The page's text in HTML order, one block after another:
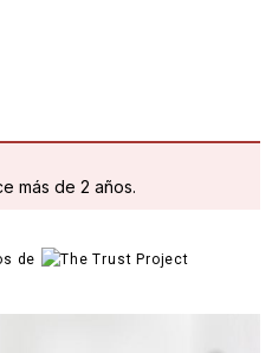
más de 2 años.
de